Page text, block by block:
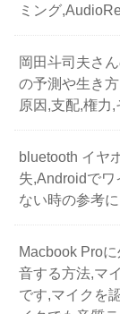
ミング
岡田斗司夫さ
の予測や生き
原因,支配,権力
bluetooth イヤ
失,Androidで
ない時の参考
Macbook Pro
音する方法,マ
です,マイクを